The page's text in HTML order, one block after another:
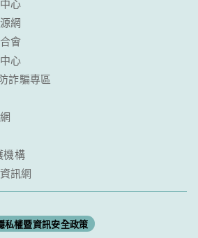
心
網
會
心
詐騙專區
機構
訊網
私權暨資訊安全政策